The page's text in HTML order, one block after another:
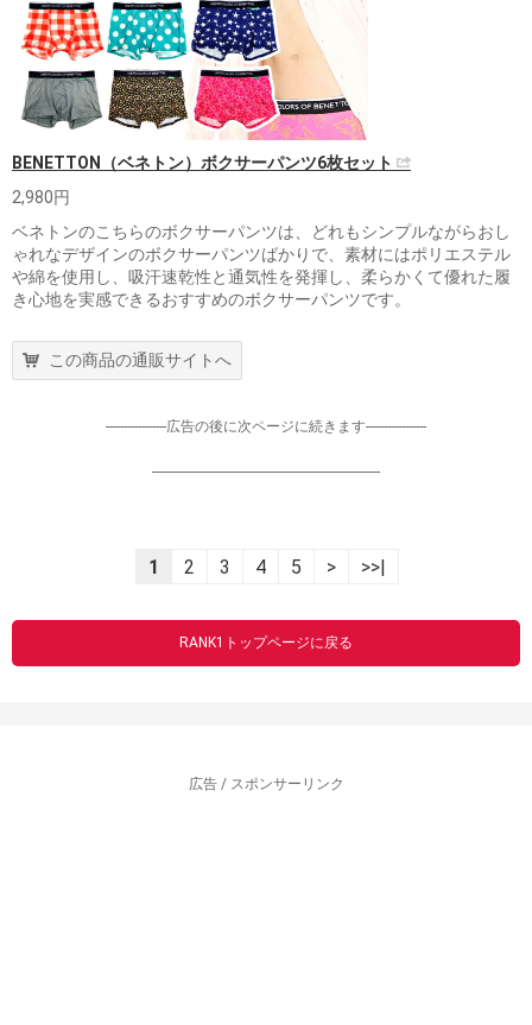
BENETTON（ベネトン）ボクサーパンツ6枚セット
2,980円
ベネトンのこちらのボクサーパンツは、どれもシンプルながらおし
ゃれなデザインのボクサーパンツばかりで、素材にはポリエステル
や綿を使用し、吸汗速乾性と通気性を発揮し、柔らかくて優れた履
き心地を実感できるおすすめのボクサーパンツです。
この商品の通販サイトへ
-----------------広告の後に次ページに続きます-----------------
----------------------------------------------------------------
1 2 3 4 5 > >>|
RANK1トップページに戻る
広告 / スポンサーリンク